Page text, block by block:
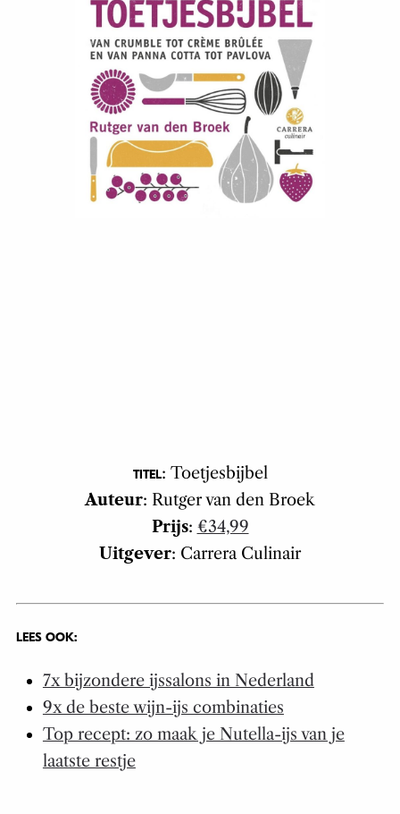
TITEL: Toetjesbijbel
Auteur: Rutger van den Broek
Prijs: €34,99
Uitgever: Carrera Culinair
LEES OOK:
7x bijzondere ijssalons in Nederland
9x de beste wijn-ijs combinaties
Top recept: zo maak je Nutella-ijs van je
laatste restje